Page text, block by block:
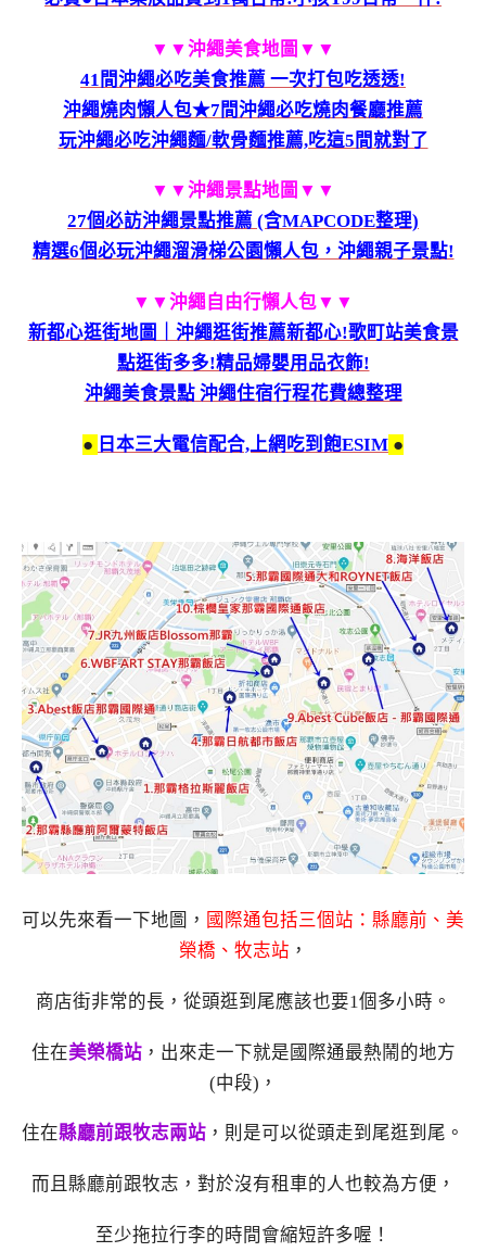
▼▼沖繩美食地圖 ▼▼
41間沖繩必吃美食推薦 一次打包吃透透!
沖繩燒肉懶人包★7間沖繩必吃燒肉餐廳推薦
玩沖繩必吃沖繩麵/軟骨麵推薦,吃這5間就對了
▼▼沖繩景點地圖 ▼▼
27個必訪沖繩景點推薦 (含MAPCODE整理)
精選6個必玩沖繩溜滑梯公園懶人包，沖繩親子景點!
▼▼沖繩自由行懶人包▼▼
新都心逛街地圖｜沖繩逛街推薦新都心!歌町站美食景
點逛街多多!精品婦嬰用品衣飾!
沖繩美食景點 沖繩住宿行程花費總整理
● 日本三大電信配合,上網吃到飽ESIM ●
可以先來看一下地圖， 國際通包括三個站：縣廳前、美
榮橋、牧志站 ，
商店街非常的長，從頭逛到尾應該也要1個多小時。
住在美榮橋站，出來走一下就是國際通最熱鬧的地方
(中段)，
住在縣廳前跟牧志兩站 ，則是可以從頭走到尾逛到尾。
而且縣廳前跟牧志，對於沒有租車的人也較為方便，
至少拖拉行李的時間會縮短許多喔！